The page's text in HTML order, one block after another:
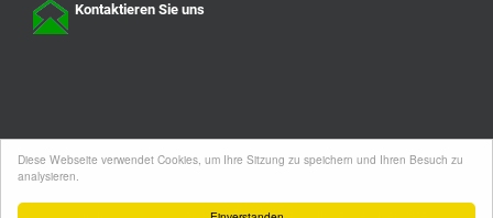
Diese Webseite verwendet Cookies, um Ihre Sitzung zu speichern und Ihren Besuch zu
analysieren.
Kontaktieren Sie uns